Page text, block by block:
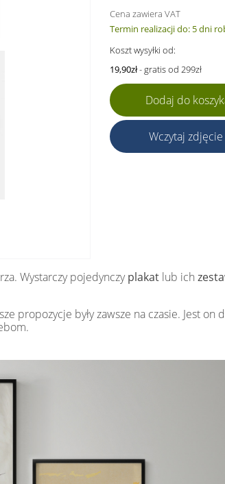
Cena zawiera VAT
Termin realizacji do: 5 dni
Koszt wysyłki od:
19,90zł- gratis od 299zł
Dodaj do
Wczytaj zdjęcie
Wystarczy pojedynczyplakat lub ich
propozycje były zawsze na czasie. Jest on